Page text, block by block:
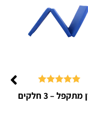
– 3 חלקים
5.00
מתוך 5